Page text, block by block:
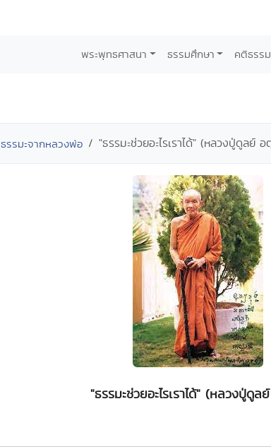
พระพุทธศาสนา ธรรมศึกษา คติธรรม
ธรรมะจากหลวงพ่อ "ธรรมะช่วยอะไรเราได้" (หลวงปู่ดูลย์ อ
"ธรรมะช่วยอะไรเราได้" (หลวงปู่ดูล